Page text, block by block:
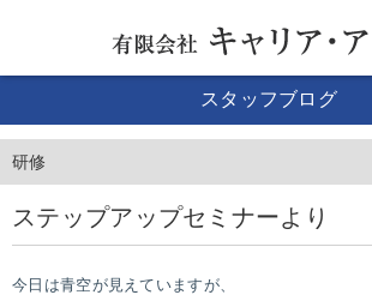
スタッフブログ
研修
ステップアップセミナーより
今日は青空が見えていますが、